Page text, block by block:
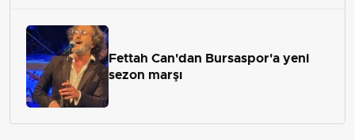
Fettah Can'dan Bursaspor'a yeni
sezon marşı